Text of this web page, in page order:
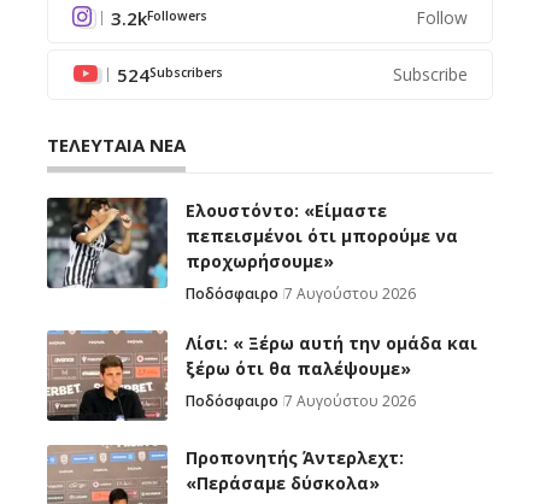
3.2kFollowers Follow
524Subscribers Subscribe
ΤΕΛΕΥΤΑΙΑ ΝΕΑ
Ελουστόντο: «Είμαστε
πεπεισμένοι ότι μπορούμε να
προχωρήσουμε»
Ποδόσφαιρο 7 Αυγούστου 2026
Λίσι: « Ξέρω αυτή την ομάδα και
ξέρω ότι θα παλέψουμε»
Ποδόσφαιρο 7 Αυγούστου 2026
Προπονητής Άντερλεχτ:
«Περάσαμε δύσκολα»